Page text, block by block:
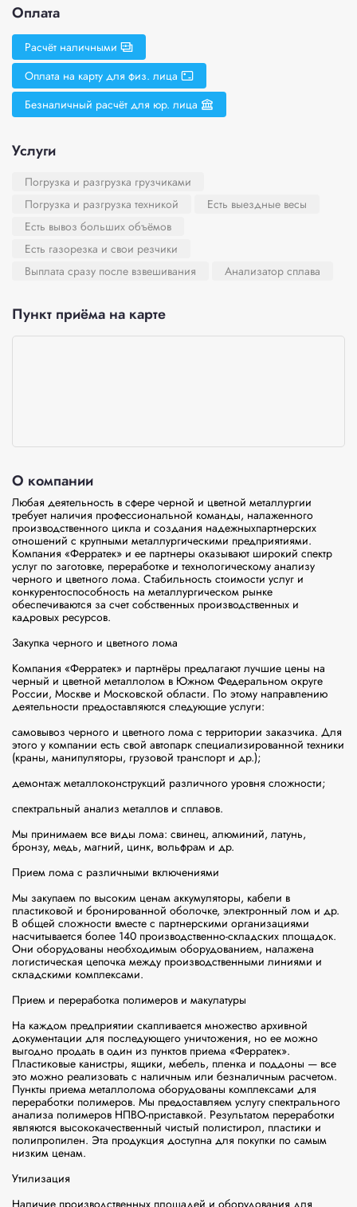
Оплата
Расчёт наличными
Оплата на карту для физ. лица
Безналичный расчёт для юр. лица
Услуги
Погрузка и разгрузка грузчиками
Погрузка и разгрузка техникой
Есть выездные весы
Есть вывоз больших объёмов
Есть газорезка и свои резчики
Выплата сразу после взвешивания
Анализатор сплава
Пункт приёма на карте
О компании
Любая деятельность в сфере черной и цветной металлургии
требует наличия профессиональной команды, налаженного
производственного цикла и создания надежныхпартнерских
отношений с крупными металлургическими предприятиями.
Компания «Ферратек» и ее партнеры оказывают широкий спектр
услуг по заготовке, переработке и технологическому анализу
черного и цветного лома. Стабильность стоимости услуг и
конкурентоспособность на металлургическом рынке
обеспечиваются за счет собственных производственных и
кадровых ресурсов.
Закупка черного и цветного лома
Компания «Ферратек» и партнёры предлагают лучшие цены на
черный и цветной металлолом в Южном Федеральном округе
России, Москве и Московской области. По этому направлению
деятельности предоставляются следующие услуги:
самовывоз черного и цветного лома с территории заказчика. Для
этого у компании есть свой автопарк специализированной техники
(краны, манипуляторы, грузовой транспорт и др.);
демонтаж металлоконструкций различного уровня сложности;
спектральный анализ металлов и сплавов.
Мы принимаем все виды лома: свинец, алюминий, латунь,
бронзу, медь, магний, цинк, вольфрам и др.
Прием лома с различными включениями
Мы закупаем по высоким ценам аккумуляторы, кабели в
пластиковой и бронированной оболочке, электронный лом и др.
В общей сложности вместе с партнерскими организациями
насчитывается более 140 производственно-складских площадок.
Они оборудованы необходимым оборудованием, налажена
логистическая цепочка между производственными линиями и
складскими комплексами.
Прием и переработка полимеров и макулатуры
На каждом предприятии скапливается множество архивной
документации для последующего уничтожения, но ее можно
выгодно продать в один из пунктов приема «Ферратек».
Пластиковые канистры, ящики, мебель, пленка и поддоны — все
это можно реализовать с наличным или безналичным расчетом.
Пункты приема металлолома оборудованы комплексами для
переработки полимеров. Мы предоставляем услугу спектрального
анализа полимеров НПВО-приставкой. Результатом переработки
являются высококачественный чистый полистирол, пластики и
полипропилен. Эта продукция доступна для покупки по самым
низким ценам.
Утилизация
Наличие производственных площадей и оборудования для